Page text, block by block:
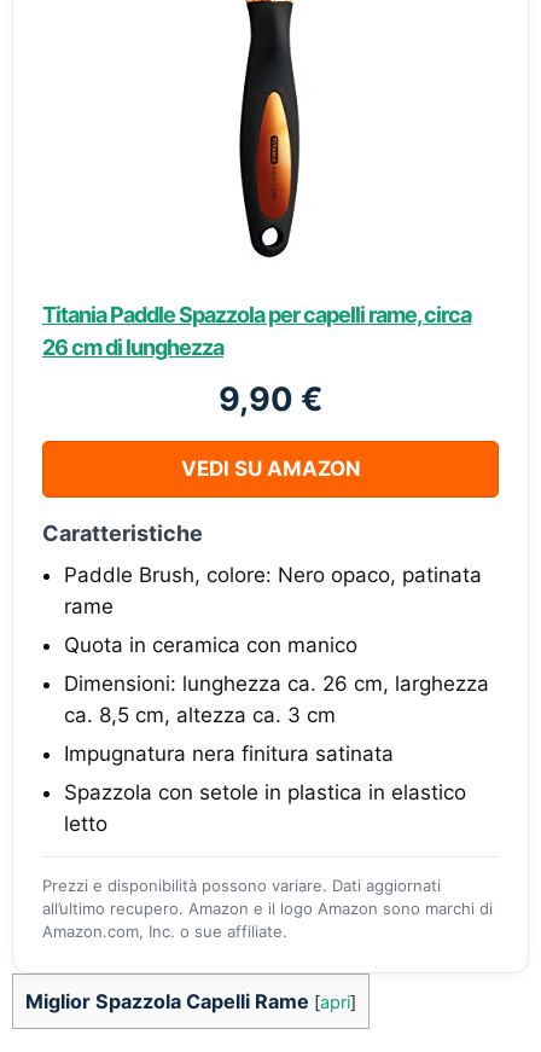
Titania Paddle Spazzola per capelli rame, circa
26 cm di lunghezza
9,90 €
VEDI SU AMAZON
Caratteristiche
Paddle Brush, colore: Nero opaco, patinata
rame
Quota in ceramica con manico
Dimensioni: lunghezza ca. 26 cm, larghezza
ca. 8,5 cm, altezza ca. 3 cm
Impugnatura nera finitura satinata
Spazzola con setole in plastica in elastico
letto
Prezzi e disponibilità possono variare. Dati aggiornati
all’ultimo recupero. Amazon e il logo Amazon sono marchi di
Amazon.com, Inc. o sue affiliate.
Miglior Spazzola Capelli Rame [apri]